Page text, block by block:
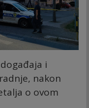
i
nakon
o ovom